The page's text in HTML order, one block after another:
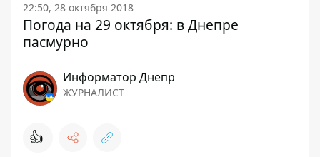
22:50, 28 октября 2018
Погода на 29 октября: в Днепре
пасмурно
Информатор Днепр
ЖУРНАЛИСТ
👍